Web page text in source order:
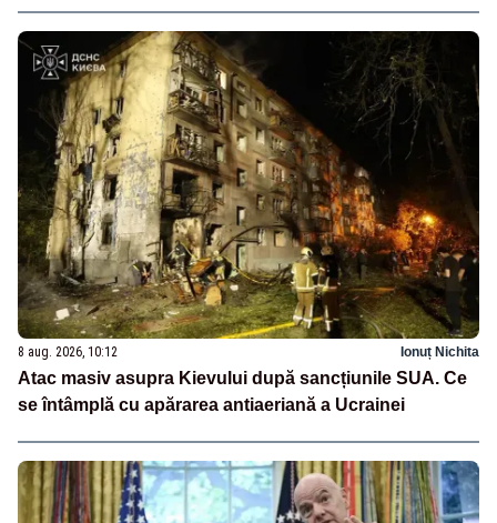
8 aug. 2026, 10:12 Ionuț Nichita
Atac masiv asupra Kievului după sancțiunile SUA. Ce
se întâmplă cu apărarea antiaeriană a Ucrainei